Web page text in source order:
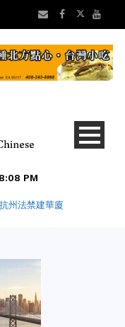
PM
州法禁建華廈